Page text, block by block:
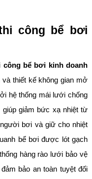
công bể bơi
công bể bơi kinh doanh
thiết kế không gian mở
hệ thống mái lưới chống
giúp giảm bức xạ nhiệt từ
bơi và giữ cho nhiệt
bể bơi được lót gạch
hàng rào lưới bảo vệ
bảo an toàn tuyệt đối